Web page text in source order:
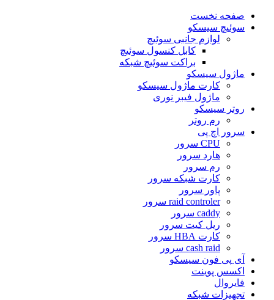
صفحه نخست
سوئیچ سیسکو
لوازم جانبی سوئیچ
کابل کنسول سوئیچ
براکت سوئیچ شبکه
ماژول سیسکو
کارت ماژول سیسکو
ماژول فیبر نوری
روتر سیسکو
رم روتر
سرور اچ پی
CPU سرور
هارد سرور
رم سرور
کارت شبکه سرور
پاور سرور
raid controler سرور
caddy سرور
ریل کیت سرور
کارت HBA سرور
cash raid سرور
آی پی فون سیسکو
اکسس پوینت
فایروال
تجهیزات شبکه